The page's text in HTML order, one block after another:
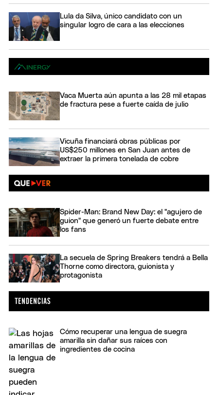
Lula da Silva, único candidato con un
singular logro de cara a las elecciones
Vaca Muerta aún apunta a las 28 mil etapas
de fractura pese a fuerte caída de julio
Vicuña financiará obras públicas por
US$250 millones en San Juan antes de
extraer la primera tonelada de cobre
Spider-Man: Brand New Day: el "agujero de
guion" que generó un fuerte debate entre
los fans
La secuela de Spring Breakers tendrá a Bella
Thorne como directora, guionista y
protagonista
Cómo recuperar una lengua de suegra
amarilla sin dañar sus raíces con
ingredientes de cocina